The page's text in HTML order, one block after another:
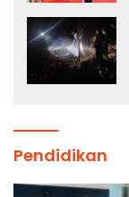
Pendidikan